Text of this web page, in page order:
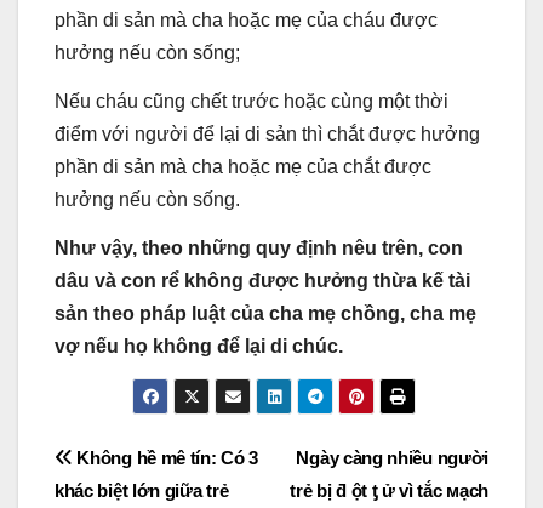
phần di sản mà cha hoặc mẹ của cháu được
hưởng nếu còn sống;
Nếu cháu cũng chết trước hoặc cùng một thời
điểm với người để lại di sản thì chắt được hưởng
phần di sản mà cha hoặc mẹ của chắt được
hưởng nếu còn sống.
Như vậy, theo những quy định nêu trên, con
dâu và con rể không được hưởng thừa kế tài
sản theo pháp luật của cha mẹ chồng, cha mẹ
vợ nếu họ không để lại di chúc.
Post
Ngày càng nhiều người
trẻ bị ƌ ột ƫ ử vì tắc мạch
Không hề mê tín: Có 3
khác biệt lớn giữa trẻ